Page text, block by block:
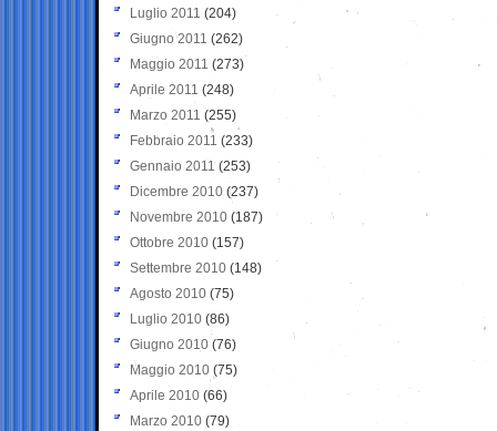
Luglio 2011 (204)
Giugno 2011 (262)
Maggio 2011 (273)
Aprile 2011 (248)
Marzo 2011 (255)
Febbraio 2011 (233)
Gennaio 2011 (253)
Dicembre 2010 (237)
Novembre 2010 (187)
Ottobre 2010 (157)
Settembre 2010 (148)
Agosto 2010 (75)
Luglio 2010 (86)
Giugno 2010 (76)
Maggio 2010 (75)
Aprile 2010 (66)
Marzo 2010 (79)